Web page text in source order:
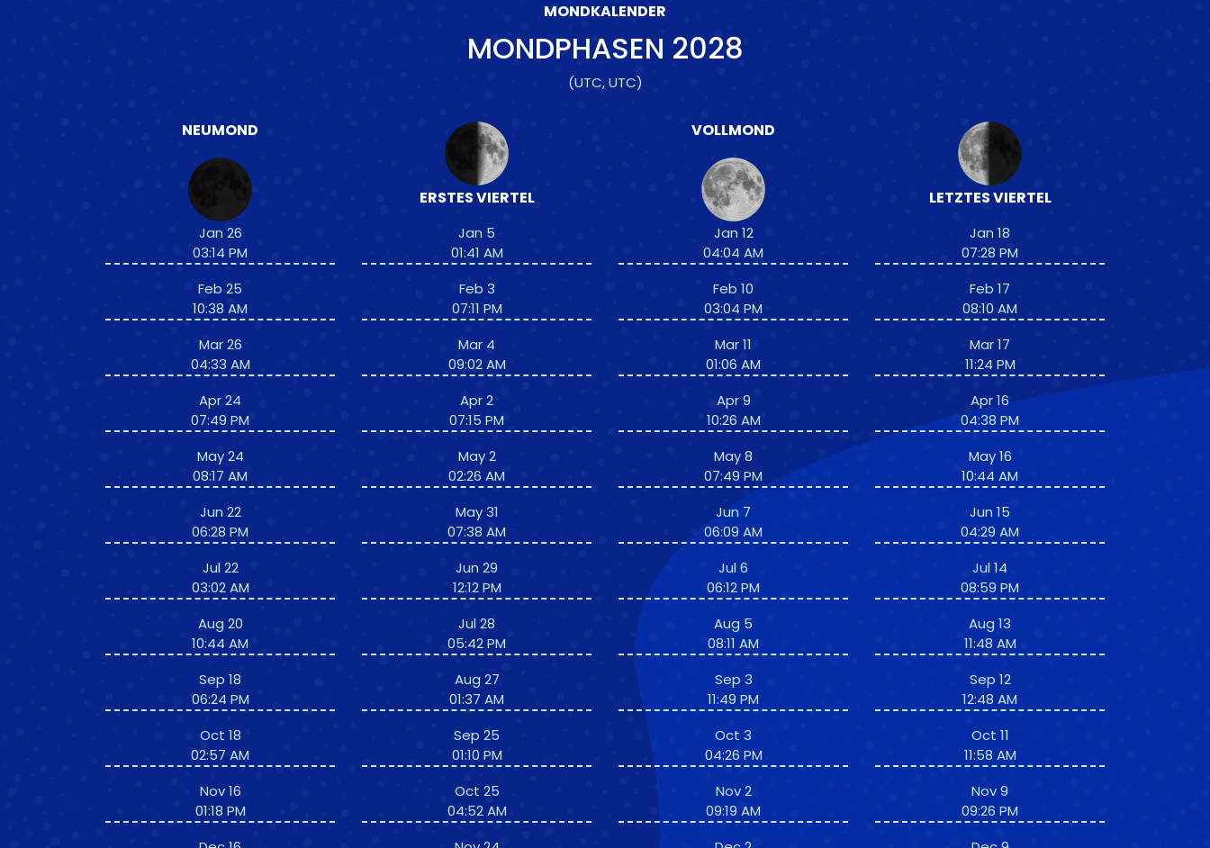
MONDKALENDER
MONDPHASEN 2028
(UTC, UTC)
NEUMOND
Jan 26
03:14 PM
Feb 25
10:38 AM
Mar 26
04:33 AM
Apr 24
07:49 PM
May 24
08:17 AM
Jun 22
06:28 PM
Jul 22
03:02 AM
Aug 20
10:44 AM
Sep 18
06:24 PM
Oct 18
02:57 AM
Nov 16
01:18 PM
ERSTES VIERTEL
Jan 5
01:41 AM
Feb 3
07:11 PM
Mar 4
09:02 AM
Apr 2
07:15 PM
May 2
02:26 AM
May 31
07:38 AM
Jun 29
12:12 PM
Jul 28
05:42 PM
Aug 27
01:37 AM
Sep 25
01:10 PM
Oct 25
04:52 AM
VOLLMOND
Jan 12
04:04 AM
Feb 10
03:04 PM
Mar 11
01:06 AM
Apr 9
10:26 AM
May 8
07:49 PM
Jun 7
06:09 AM
Jul 6
06:12 PM
Aug 5
08:11 AM
Sep 3
11:49 PM
Oct 3
04:26 PM
Nov 2
09:19 AM
LETZTES VIERTEL
Jan 18
07:28 PM
Feb 17
08:10 AM
Mar 17
11:24 PM
Apr 16
04:38 PM
May 16
10:44 AM
Jun 15
04:29 AM
Jul 14
08:59 PM
Aug 13
11:48 AM
Sep 12
12:48 AM
Oct 11
11:58 AM
Nov 9
09:26 PM